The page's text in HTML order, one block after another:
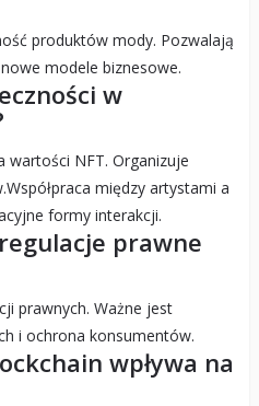
produktów mody. Pozwalają
modele biznesowe.
w
wartości NFT. Organizuje
między artystami a
formy interakcji.
prawne
prawnych. Ważne jest
i ochrona konsumentów.
wpływa na